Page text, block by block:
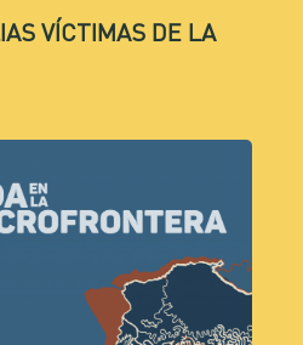
VÍCTIMAS DE LA